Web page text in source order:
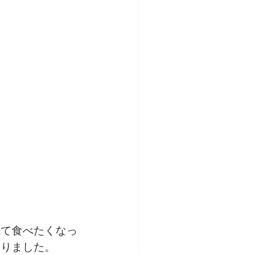
食べたくなっ
ました。